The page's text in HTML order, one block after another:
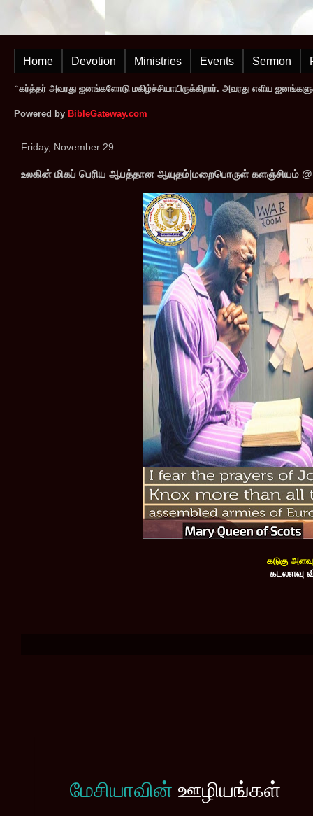
Home Devotion Ministries Events Sermon
“கர்த்தர் அவரது ஜனங்களோடு மகிழ்ச்சியாயிருக்கிறார். அவரது எளிய
Powered by BibleGateway.com
Friday, November 29
உலகின் மிகப் பெரிய ஆபத்தான ஆயுதம்|மறைபொருள் களஞ்சியம்
கடுகு
கடலளவு
மேசியாவின் ஊழியங்கள்